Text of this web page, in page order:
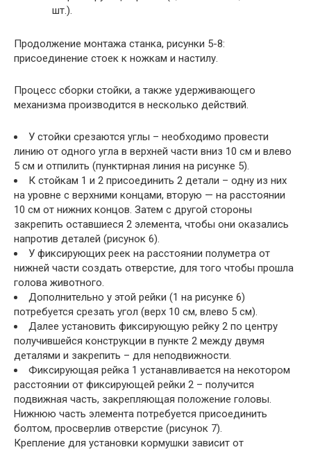
шт.).
Продолжение монтажа станка, рисунки 5-8:
присоединение стоек к ножкам и настилу.
Процесс сборки стойки, а также удерживающего
механизма производится в несколько действий.
У стойки срезаются углы – необходимо провести
линию от одного угла в верхней части вниз 10 см и влево
5 см и отпилить (пунктирная линия на рисунке 5).
К стойкам 1 и 2 присоединить 2 детали – одну из них
на уровне с верхними концами, вторую — на расстоянии
10 см от нижних концов. Затем с другой стороны
закрепить оставшиеся 2 элемента, чтобы они оказались
напротив деталей (рисунок 6).
У фиксирующих реек на расстоянии полуметра от
нижней части создать отверстие, для того чтобы прошла
голова животного.
Дополнительно у этой рейки (1 на рисунке 6)
потребуется срезать угол (верх 10 см, влево 5 см).
Далее установить фиксирующую рейку 2 по центру
получившейся конструкции в пункте 2 между двумя
деталями и закрепить – для неподвижности.
Фиксирующая рейка 1 устанавливается на некотором
расстоянии от фиксирующей рейки 2 – получится
подвижная часть, закрепляющая положение головы.
Нижнюю часть элемента потребуется присоединить
болтом, просверлив отверстие (рисунок 7).
Крепление для установки кормушки зависит от